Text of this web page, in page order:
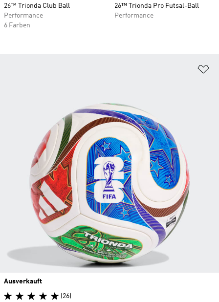
26™ Trionda Club Ball
Performance
6 Farben
26™ Trionda Pro Futsal-Ball
Performance
Ausverkauft
(26)